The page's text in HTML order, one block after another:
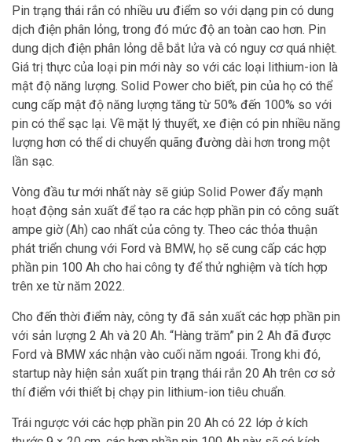
Pin trạng thái rắn có nhiều ưu điểm so với dạng pin có dung
dịch điện phân lỏng, trong đó mức độ an toàn cao hơn. Pin
dung dịch điện phân lỏng dễ bắt lửa và có nguy cơ quá nhiệt.
Giá trị thực của loại pin mới này so với các loại lithium-ion là
mật độ năng lượng. Solid Power cho biết, pin của họ có thể
cung cấp mật độ năng lượng tăng từ 50% đến 100% so với
pin có thể sạc lại. Về mặt lý thuyết, xe điện có pin nhiều năng
lượng hơn có thể di chuyển quãng đường dài hơn trong một
lần sạc.
Vòng đầu tư mới nhất này sẽ giúp Solid Power đẩy mạnh
hoạt động sản xuất để tạo ra các hợp phần pin có công suất
ampe giờ (Ah) cao nhất của công ty. Theo các thỏa thuận
phát triển chung với Ford và BMW, họ sẽ cung cấp các hợp
phần pin 100 Ah cho hai công ty để thử nghiệm và tích hợp
trên xe từ năm 2022.
Cho đến thời điểm này, công ty đã sản xuất các hợp phần pin
với sản lượng 2 Ah và 20 Ah. “Hàng trăm” pin 2 Ah đã được
Ford và BMW xác nhận vào cuối năm ngoái. Trong khi đó,
startup này hiện sản xuất pin trạng thái rắn 20 Ah trên cơ sở
thí điểm với thiết bị chạy pin lithium-ion tiêu chuẩn.
Trái ngược với các hợp phần pin 20 Ah có 22 lớp ở kích